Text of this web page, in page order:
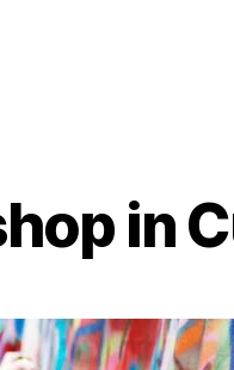
in